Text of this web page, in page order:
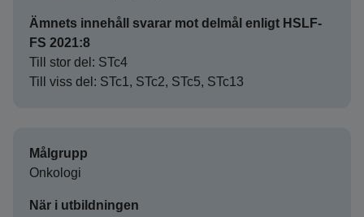
Ämnets innehåll svarar mot delmål enligt HSLF-
FS 2021:8
Till stor del: STc4
Till viss del: STc1, STc2, STc5, STc13
Målgrupp
Onkologi
När i utbildningen